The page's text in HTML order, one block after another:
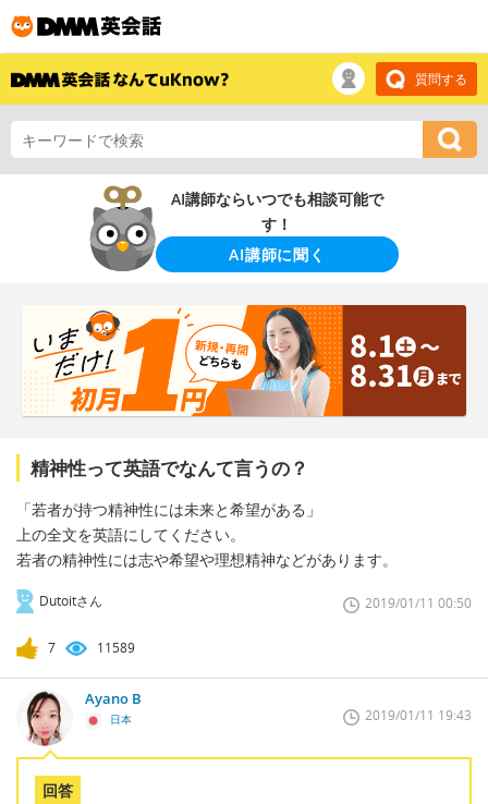
質問する
AI講師ならいつでも相談可能で
す！
AI講師に聞く
精神性って英語でなんて言うの？
「若者が持つ精神性には未来と希望がある」
上の全文を英語にしてください。
若者の精神性には志や希望や理想精神などがあります。
Dutoitさん 2019/01/11 00:50
7 11589
Ayano B
日本 2019/01/11 19:43
回答